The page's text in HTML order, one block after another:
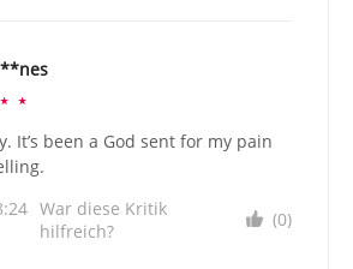
☆ ☆
It’s been a God sent for my pain
War diese Kritik
hilfreich?
(0)